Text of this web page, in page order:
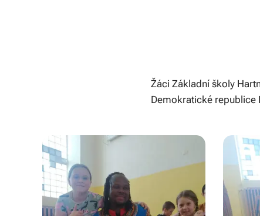
Žáci Základní školy
Demokratické republice